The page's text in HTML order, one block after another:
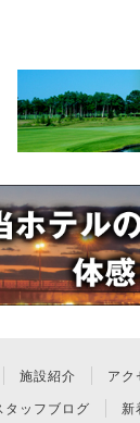
施設紹介 アク
タッフブログ 新